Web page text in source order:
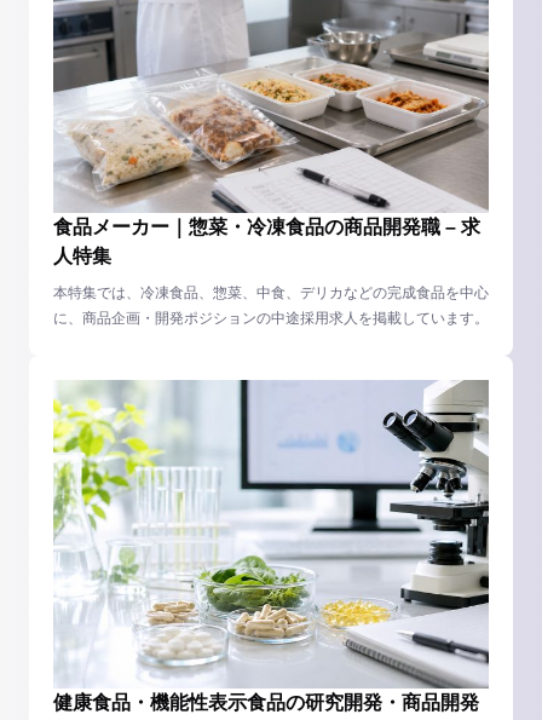
食品メーカー｜惣菜・冷凍食品の商品開発職 – 求
人特集
本特集では、冷凍食品、惣菜、中食、デリカなどの完成食品を中心
に、商品企画・開発ポジションの中途採用求人を掲載しています。
健康食品・機能性表示食品の研究開発・商品開発